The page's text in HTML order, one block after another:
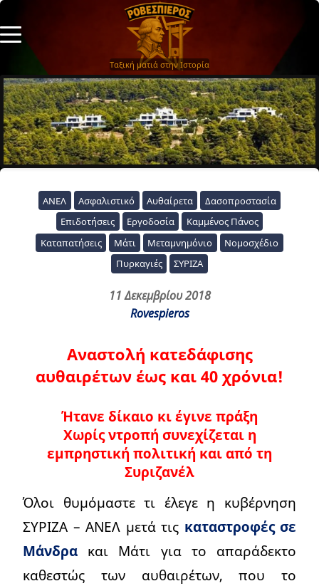
Ταξική ματιά στην Ιστορία
ΑΝΕΛ Ασφαλιστικό Αυθαίρετα
Δασοπροστασία
Επιδοτήσεις
Εργοδοσία
Καμμένος Πάνος
Καταπατήσεις
Μάτι Μεταμνημόνιο
Νομοσχέδιο
Πυρκαγιές
ΣΥΡΙΖΑ
11 Δεκεμβρίου 2018
Rovespieros
Αναστολή κατεδάφισης
αυθαιρέτων έως και 40 χρόνια!
Ήτανε δίκαιο κι έγινε πράξη
Χωρίς ντροπή συνεχίζεται η
εμπρηστική πολιτική και από τη
Συριζανέλ
Όλοι θυμόμαστε τι έλεγε η κυβέρνηση
ΣΥΡΙΖΑ – ΑΝΕΛ μετά τις καταστροφές σε
Μάνδρα και Μάτι για το απαράδεκτο
καθεστώς των αυθαιρέτων, που το